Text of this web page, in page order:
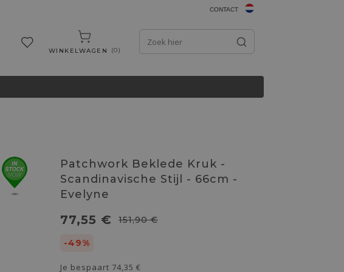
CONTACT
WINKELWAGEN 0
Patchwork Beklede Kruk -
Scandinavische Stijl - 66cm -
Evelyne
77,55 € 151,90 €
-49%
Je bespaart 74,35 €